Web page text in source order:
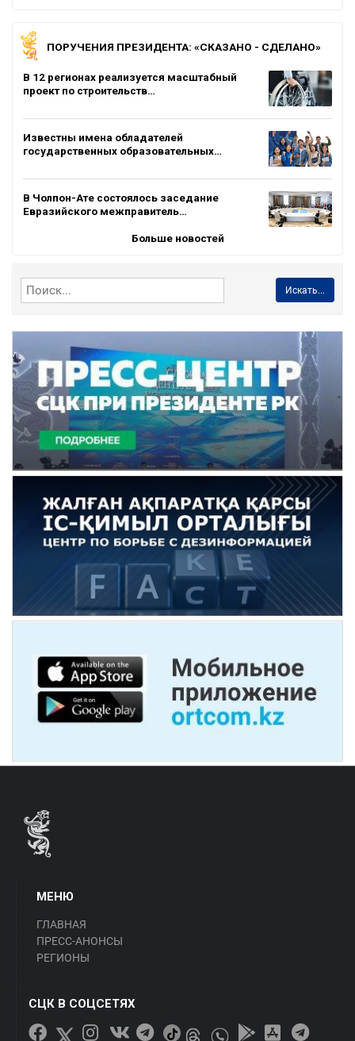
ПОРУЧЕНИЯ ПРЕЗИДЕНТА: «СКАЗАНО - СДЕЛАНО»
В 12 регионах реализуется масштабный
проект по строительств…
Известны имена обладателей
государственных образовательных…
В Чолпон-Ате состоялось заседание
Евразийского межправитель…
Больше новостей
Искать...
МЕНЮ
ГЛАВНАЯ
ПРЕСС-АНОНСЫ
РЕГИОНЫ
СЦК В СОЦСЕТЯХ